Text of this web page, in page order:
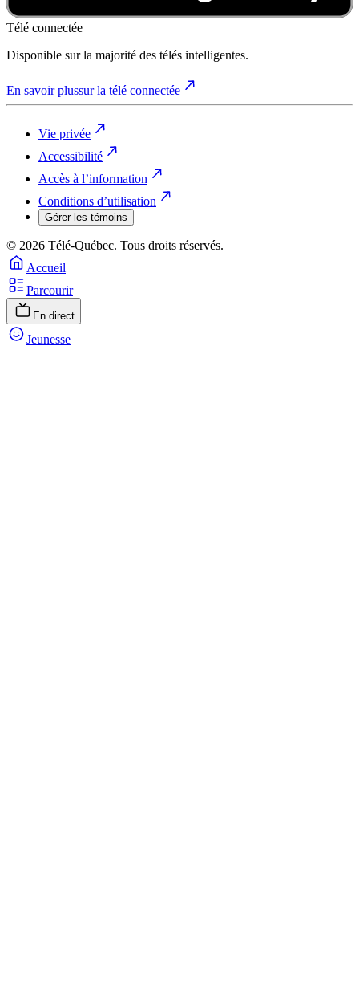
Télé connectée
Disponible sur la majorité des télés intelligentes.
En savoir plussur la télé connectée
Vie privée
Accessibilité
Accès à l’information
Conditions d’utilisation
Gérer les témoins
© 2026 Télé-Québec. Tous droits réservés.
Accueil
Parcourir
En direct
Jeunesse